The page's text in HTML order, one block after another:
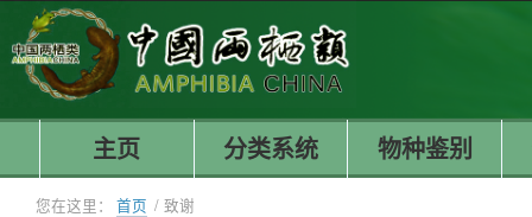
主页 分类系统 物种鉴别
您在这里： 首页 / 致谢